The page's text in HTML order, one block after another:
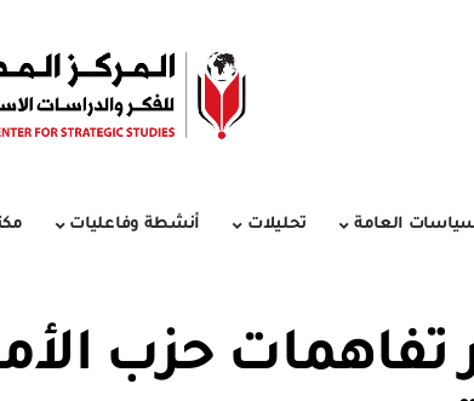
العامة تحليلات أنشطة وفاعليات
تفاهمات حزب